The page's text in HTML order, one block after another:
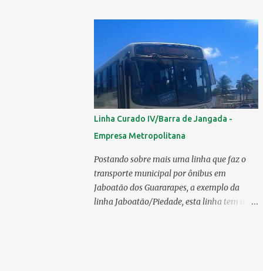
Apache VIP e o Millenium, líderes de venda
da Caio 1. CAIO Induscar 6.138 2. Marcopolo
2.572 3. Mascarello 1.026 4. Comil 16 5.
Neobus/Ciferal 4 Estas são associadas a
FABUS - Associação Nacional dos
Fabricantes de Ônibus , a Volare, que não faz
parte da associação, fabricou neste ano, 327
modelos urbanos. O que aconteceu com a
Comil ? A Comil vem de um processo de
recuperação judicial e fechamento de filial, o
que em 2025 fez com que a encarroçadora
só produzisse 16 unidades de ônibus
Linha Curado IV/Barra de Jangada -
Empresa Metropolitana
Postando sobre mais uma linha que faz o
transporte municipal por ônibus em
Jaboatão dos Guararapes, a exemplo da
linha Jaboatão/Piedade, esta linha tem um